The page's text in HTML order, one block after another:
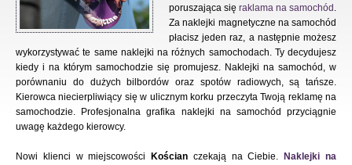
poruszająca się raklama na samochód .
Za naklejki magnetyczne na samochód
płacisz jeden raz, a następnie możesz
wykorzystywać te same naklejki na różnych samochodach. Ty decydujesz
kiedy i na którym samochodzie się promujesz. Naklejki na samochód, w
porównaniu do dużych bilbordów oraz spotów radiowych, są tańsze.
Kierowca niecierpliwiący się w ulicznym korku przeczyta Twoją reklamę na
samochodzie. Profesjonalna grafika naklejki na samochód przyciągnie
uwagę każdego kierowcy.
Nowi klienci w miejscowości Kościan czekają na Ciebie.
Naklejki na